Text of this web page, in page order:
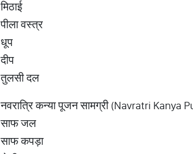
मिठाई
पीला वस्त्र
धूप
दीप
तुलसी दल
नवरात्रि कन्या पूजन सामग्री (Navratri Kanya
साफ जल
साफ कपड़ा